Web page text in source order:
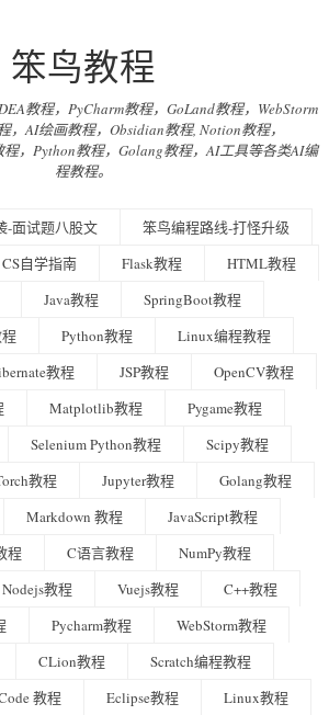
笨鸟教程
教程，PyCharm教程，GoLand教程，WebStorm
，AI绘画教程，Obsidian教程, Notion教程，
，Python教程，Golang教程，AI工具等各类AI编
程教程。
-面试题八股文
笨鸟编程路线-打怪升级
CS自学指南 Flask教程
HTML教程
Java教程
SpringBoot教程
程
Python教程
Linux编程教程
教程 JSP教程
OpenCV教程
Matplotlib教程
Pygame教程
Selenium Python教程
Scipy教程
教程 Jupyter教程
Golang教程
Markdown 教程
JavaScript教程
程
C语言教程
NumPy教程
Nodejs教程 Vuejs教程
C++教程
Pycharm教程
WebStorm教程
CLion教程
Scratch编程教程
教程 Eclipse教程
Linux教程